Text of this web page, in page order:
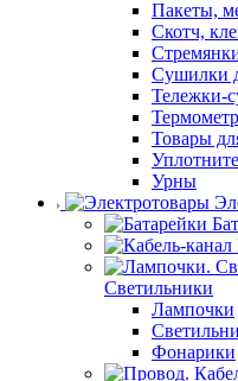
Пакеты,
Скотч,
Сушилки
Тележки-
Товары
Урны
Светильники
Лампочки
Фонарики